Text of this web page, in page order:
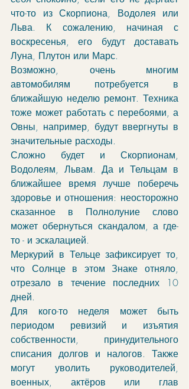
что-то из Скорпиона, Водолея или
Льва. К сожалению, начиная с
воскресенья, его будут доставать
Луна, Плутон или Марс.
Возможно, очень многим
автомобилям потребуется в
ближайшую неделю ремонт. Техника
тоже может работать с перебоями, а
Овны, например, будут ввергнуты в
значительные расходы.
Сложно будет и Скорпионам,
Водолеям, Львам. Да и Тельцам в
ближайшее время лучше поберечь
здоровье и отношения: неосторожно
сказанное в Полнолуние слово
может обернуться скандалом, а где-
то - и эскалацией.
Меркурий в Тельце зафиксирует то,
что Солнце в этом Знаке отняло,
отрезало в течение последних 10
дней.
Для кого-то неделя может быть
периодом ревизий и изъятия
собственности, принудительного
списания долгов и налогов. Также
могут уволить руководителей,
военных, актёров или глав